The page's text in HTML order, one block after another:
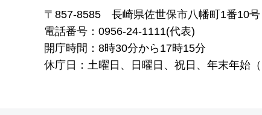
〒857-8585 長崎県佐世保市八幡町1番10号
電話番号：0956-24-1111(代表)
開庁時間：8時30分から17時15分
休庁日：土曜日、日曜日、祝日、年末年始（